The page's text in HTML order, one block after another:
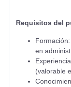
Requisitos del
en
(valorable